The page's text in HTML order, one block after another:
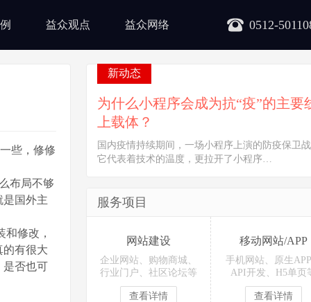
0512-
益众观点 益众网络
些，修修
布局不够
是国外主
修改，
的有很大
是否也可
新动态
为什么小程序会成为抗“疫”的主要
上载体？
国内疫情持续期间，一场小程序上演的防疫保卫
它代表着技术的温度，更拉开了小程序…
服务项目
网站建设
企业网站、购物商城、
行业门户、社区论坛等
查看详情
移动网站/APP
手机网站、原生
API开发、H5单页
查看详情